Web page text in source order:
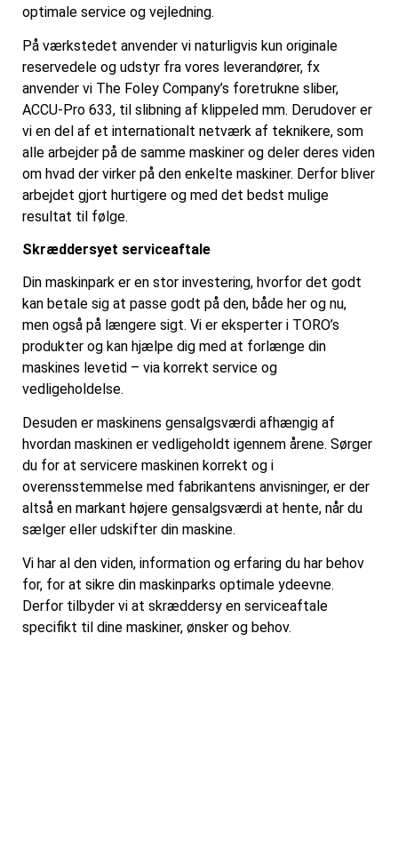
optimale service og vejledning.
På værkstedet anvender vi naturligvis kun originale
reservedele og udstyr fra vores leverandører, fx
anvender vi The Foley Company’s foretrukne sliber,
ACCU-Pro 633, til slibning af klippeled mm. Derudover er
vi en del af et internationalt netværk af teknikere, som
alle arbejder på de samme maskiner og deler deres viden
om hvad der virker på den enkelte maskiner. Derfor bliver
arbejdet gjort hurtigere og med det bedst mulige
resultat til følge.
Skræddersyet serviceaftale
Din maskinpark er en stor investering, hvorfor det godt
kan betale sig at passe godt på den, både her og nu,
men også på længere sigt. Vi er eksperter i TORO’s
produkter og kan hjælpe dig med at forlænge din
maskines levetid – via korrekt service og
vedligeholdelse.
Desuden er maskinens gensalgsværdi afhængig af
hvordan maskinen er vedligeholdt igennem årene. Sørger
du for at servicere maskinen korrekt og i
overensstemmelse med fabrikantens anvisninger, er der
altså en markant højere gensalgsværdi at hente, når du
sælger eller udskifter din maskine.
Vi har al den viden, information og erfaring du har behov
for, for at sikre din maskinparks optimale ydeevne.
Derfor tilbyder vi at skræddersy en serviceaftale
specifikt til dine maskiner, ønsker og behov.